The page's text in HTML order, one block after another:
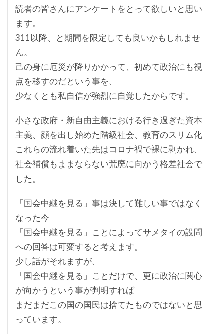
読者の皆さんにアンケートをとって欲しいと思い
ます。
311以降、と期間を限定しても良いかもしれませ
ん。
己の身に厄災が降りかかって、初めて政治にも視
点を移すのだという事を、
少なくとも私自信が強烈に自覚したからです。
小さな政府・新自由主義における行き過ぎた資本
主義、顔を出し始めた階級社会、教育のスリム化
これらの流れ着いた先はコロナ禍で裸に剥かれ、
社会補償もままならない荒廃に向かう格差社会で
した。
「国会中継を見る」事は決して難しい事ではなく
なった今
「国会中継を見る」ことによってサメタイの設問
への回答は可変すると考えます。
少し話がそれますが、
「国会中継を見る」ことだけで、更に政治に関心
が向かうという事が判明すれば
まだまだこの国の国民は捨てたものではないと思
っています。